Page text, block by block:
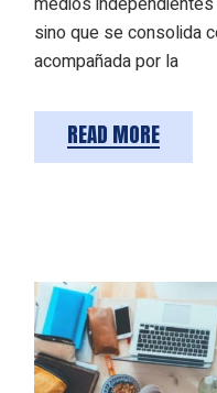
sino que se consolida
acompañada por la
READ MORE